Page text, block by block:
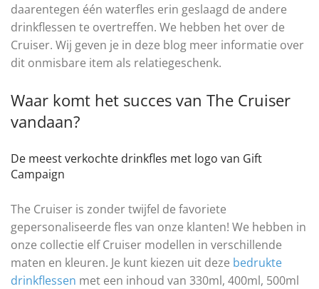
daarentegen één waterfles erin geslaagd de andere
drinkflessen te overtreffen. We hebben het over de
Cruiser. Wij geven je in deze blog meer informatie over
dit onmisbare item als relatiegeschenk.
Waar komt het succes van The Cruiser
vandaan?
De meest verkochte drinkfles met logo van Gift
Campaign
The Cruiser is zonder twijfel de favoriete
gepersonaliseerde fles van onze klanten! We hebben in
onze collectie elf Cruiser modellen in verschillende
maten en kleuren. Je kunt kiezen uit deze bedrukte
drinkflessen met een inhoud van 330ml, 400ml, 500ml